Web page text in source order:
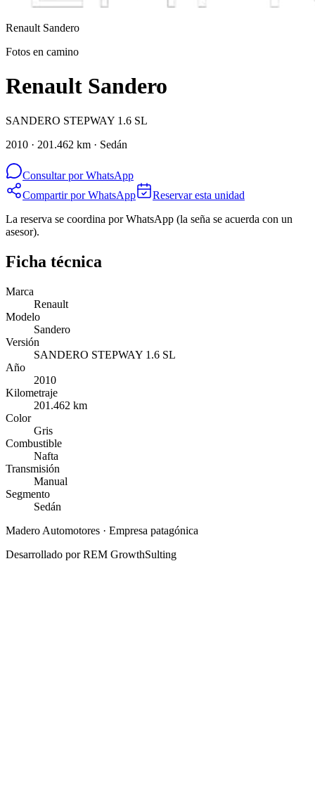
Renault Sandero
Fotos en camino
Renault Sandero
SANDERO STEPWAY 1.6 SL
2010 · 201.462 km · Sedán
Consultar por WhatsApp
Compartir por WhatsApp
Reservar esta unidad
La reserva se coordina por WhatsApp (la seña se acuerda con un
asesor).
Ficha técnica
Marca
Renault
Modelo
Sandero
Versión
SANDERO STEPWAY 1.6 SL
Año
2010
Kilometraje
201.462 km
Color
Gris
Combustible
Nafta
Transmisión
Manual
Segmento
Sedán
Madero Automotores · Empresa patagónica
Desarrollado por REM GrowthSulting